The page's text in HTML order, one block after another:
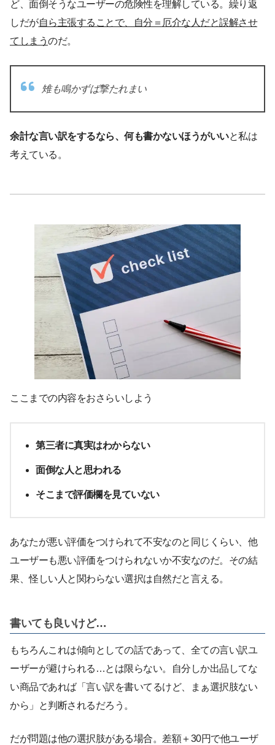
ど、面倒そうなユーザーの危険性を理解している。繰り返
しだが自ら主張することで、自分＝厄介な人だと誤解させ
てしまうのだ。
雉も鳴かずば撃たれまい
余計な言い訳をするなら、何も書かないほうがいいと私は
考えている。
ここまでの内容をおさらいしよう
第三者に真実はわからない
面倒な人と思われる
そこまで評価欄を見ていない
あなたが悪い評価をつけられて不安なのと同じくらい、他
ユーザーも悪い評価をつけられないか不安なのだ。その結
果、怪しい人と関わらない選択は自然だと言える。
書いても良いけど…
もちろんこれは傾向としての話であって、全ての言い訳ユ
ーザーが避けられる…とは限らない。自分しか出品してな
い商品であれば「言い訳を書いてるけど、まぁ選択肢ない
から」と判断されるだろう。
だが問題は他の選択肢がある場合。差額＋30円で他ユーザ